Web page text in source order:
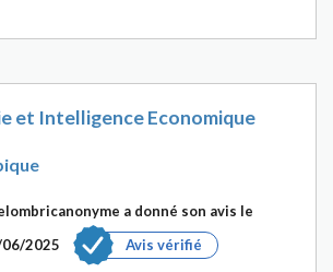
et Intelligence Economique
a donné son avis le
2025
Avis vérifié